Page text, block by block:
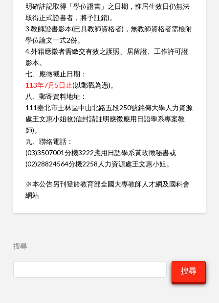
明確註記取得「學位證書」之日期，惟屆生效日仍無法
取得正式證書者，將予註銷)。
3.教師證書影本(已具教師資格者)，無教師資格者需檢附
學位論文一式2份。
4.外籍應徵者需繳交有效之護照、居留證、工作許可證
影本。
七、應徵截止日期：
113年7月5日止(以郵戳為憑)。
八、郵寄資料地址：
111臺北市士林區中山北路五段250號銘傳大學人力資源
處王文惠小姐收(信封請註明應徵應用日語學系專案教
師)。
九、聯絡電話：
(03)3507001分機3222應用日語學系黃玫徵秘書或
(02)28824564分機2258人力資源處王文惠小姐。
※本公告另刊登於教育部全國大專教師人才網及國科會
網站
搜尋
搜尋